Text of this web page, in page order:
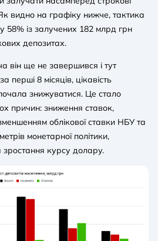
видно на графіку нижче, тактика
58% із залучених 182 млрд грн
депозитах.
він ще не завершився і тут
8 місяців, цікавість
знижуватися. Це стало
причин: зниження ставок,
облікової ставки НБУ та
монетарної політики,
зростання курсу долару.